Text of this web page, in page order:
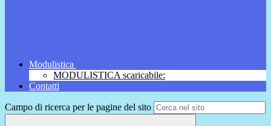
Modulistica
MODULISTICA scaricabile:
Contatti
Campo di ricerca per le pagine del sito